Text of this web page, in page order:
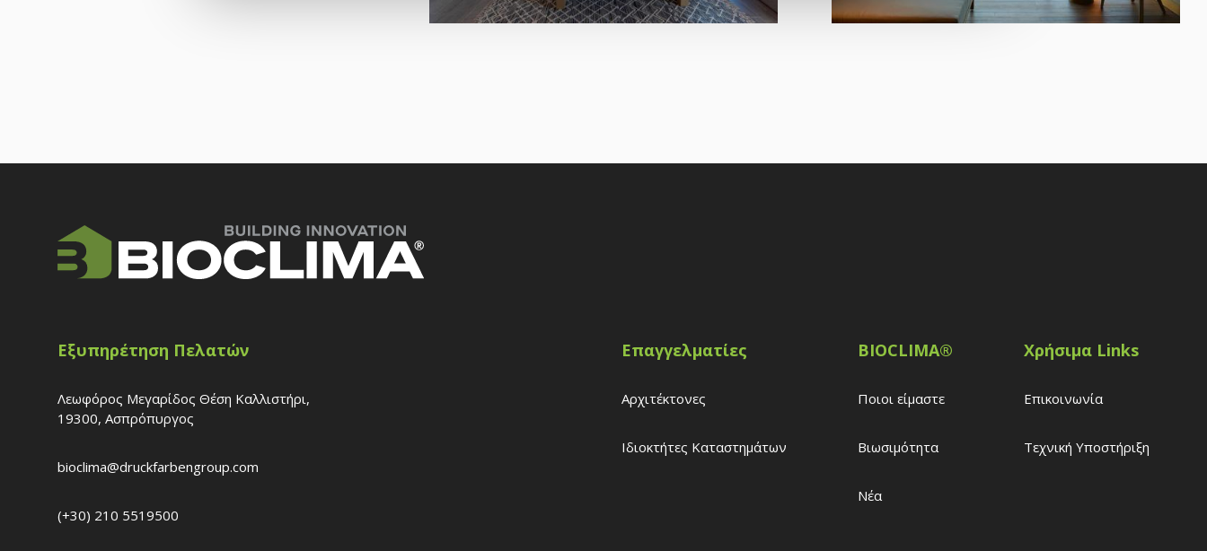
Εξυπηρέτηση Πελατών
Λεωφόρος Μεγαρίδος Θέση Καλλιστήρι,
19300, Ασπρόπυργος
bioclima@druckfarbengroup.com
(+30) 210 5519500
Επαγγελματίες
Αρχιτέκτονες
Ιδιοκτήτες Καταστημάτων
BIOCLIMA®
Ποιοι είμαστε
Βιωσιμότητα
Νέα
Χρήσιμα Links
Επικοινωνία
Τεχνική Υποστήριξη